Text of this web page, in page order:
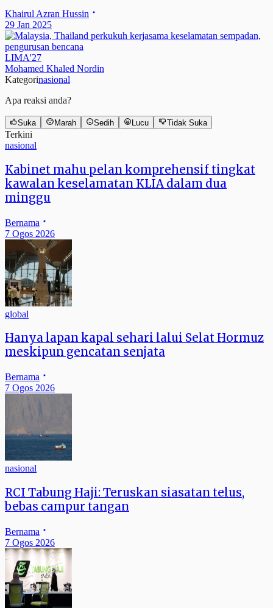
Khairul Azran Hussin
29 Jan 2025
LIMA'27
Mohamed Khaled Nordin
Kategorinasional
Apa reaksi anda?
Suka Marah Sedih Lucu Tidak Suka
Terkini
nasional
Kabinet mahu pelan komprehensif tingkat
kawalan keselamatan KLIA dalam dua
minggu
Bernama
7 Ogos 2026
global
Hanya lapan kapal sehari lalui Selat Hormuz
meskipun gencatan senjata
Bernama
7 Ogos 2026
nasional
RCI Tabung Haji: Teruskan siasatan telus,
bebas campur tangan
Bernama
7 Ogos 2026